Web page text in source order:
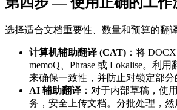
选择适合文档重要性、数量和预算的翻
计算机辅助翻译 (CAT) ：将
memoQ、Phrase 或 Lokalise。利
来确保一致性，并防止对锁定部分
AI 辅助翻译 ：对于内部草稿，使
务，安全上传文档。分批处理，